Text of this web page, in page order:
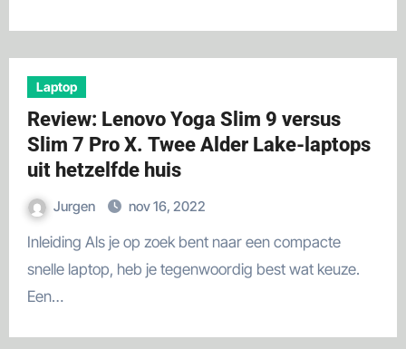
Laptop
Review: Lenovo Yoga Slim 9 versus
Slim 7 Pro X. Twee Alder Lake-laptops
uit hetzelfde huis
Jurgen nov 16, 2022
Inleiding Als je op zoek bent naar een compacte
snelle laptop, heb je tegenwoordig best wat keuze.
Een…